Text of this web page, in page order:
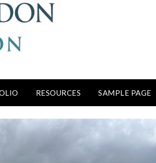
RESOURCES SAMPLE PAGE